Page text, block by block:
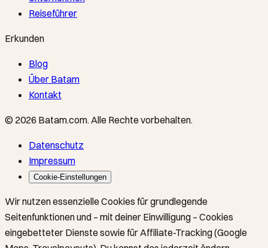
Reiseführer
Erkunden
Blog
Über Batam
Kontakt
© 2026 Batam.com. Alle Rechte vorbehalten.
Datenschutz
Impressum
Cookie-Einstellungen
Wir nutzen essenzielle Cookies für grundlegende
Seitenfunktionen und – mit deiner Einwilligung – Cookies
eingebetteter Dienste sowie für Affiliate-Tracking (Google